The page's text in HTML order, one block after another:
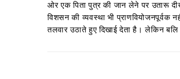
ओर एक पिता पुत्र की जान लेने पर उतारू
विशसन की व्यवस्था भी प्राणवियोजनपूर्वक
तलवार उठाते हुए दिखाई देता है। लेकिन बलि